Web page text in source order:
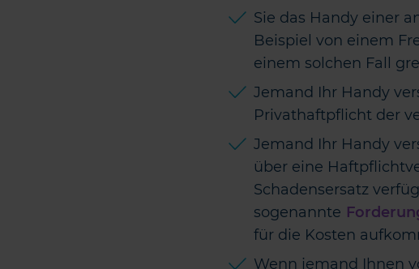
Sie das Handy einer
Beispiel von einem
einem solchen Fall
Jemand Ihr Handy
Privathaftpflicht der
Jemand Ihr Handy
über eine
Schadensersatz
sogenannte
für die Kosten
Wenn jemand Ihnen